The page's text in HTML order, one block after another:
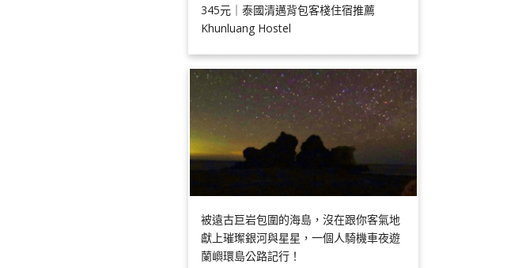
345元｜泰國清邁背包客棧住宿推薦
Khunluang Hostel
被遠古巨岩包圍的海島，沒在跟你客氣地
獻上璀璨銀河與星星，一個人騎機車夜遊
蘭嶼環島公路記行！